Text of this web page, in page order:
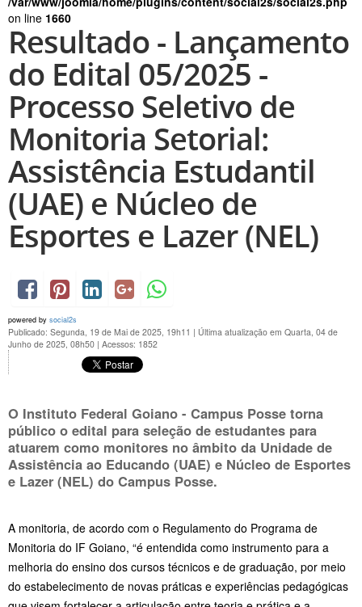
on line 1660
Resultado - Lançamento
do Edital 05/2025 -
Processo Seletivo de
Monitoria Setorial:
Assistência Estudantil
(UAE) e Núcleo de
Esportes e Lazer (NEL)
powered by social2s
Publicado: Segunda, 19 de Mai de 2025, 19h11 | Última atualização em Quarta, 04 de
Junho de 2025, 08h50 | Acessos: 1852
O Instituto Federal Goiano - Campus Posse torna
público o edital para seleção de estudantes para
atuarem como monitores no âmbito da Unidade de
Assistência ao Educando (UAE) e Núcleo de Esportes
e Lazer (NEL) do Campus Posse.
A monitoria, de acordo com o Regulamento do Programa de
Monitoria do IF Goiano, “é entendida como instrumento para a
melhoria do ensino dos cursos técnicos e de graduação, por meio
do estabelecimento de novas práticas e experiências pedagógicas